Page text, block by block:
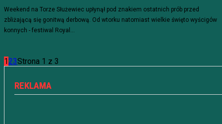
Weekend na Torze Służewiec upłynął pod znakiem ostatnich prób przed
zbliżającą się gonitwą derbową. Od wtorku natomiast wielkie święto wyścigów
konnych - festiwal Royal...
123Strona 1 z 3
REKLAMA